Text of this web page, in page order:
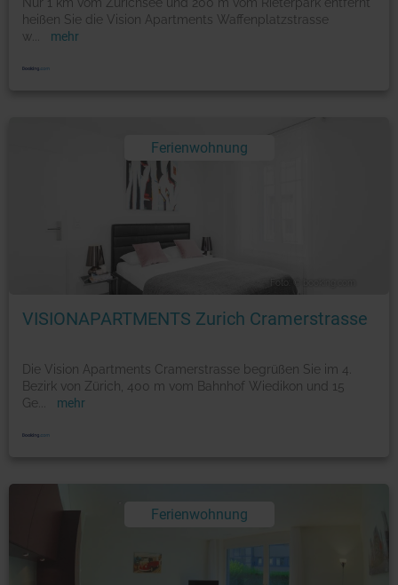
Nur 1 km vom Zürichsee und 200 m vom Rieterpark entfernt
heißen Sie die Vision Apartments Waffenplatzstrasse
w
mehr
Ferienwohnung
Foto: © booking.com
VISIONAPARTMENTS Zurich Cramerstrasse
Die Vision Apartments Cramerstrasse begrüßen Sie im 4.
Bezirk von Zürich, 400 m vom Bahnhof Wiedikon und 15
Ge
mehr
Ferienwohnung